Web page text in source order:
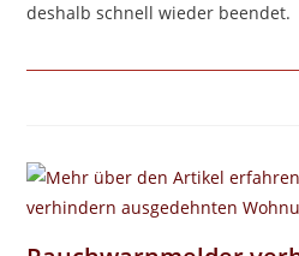
deshalb schnell wieder beendet.